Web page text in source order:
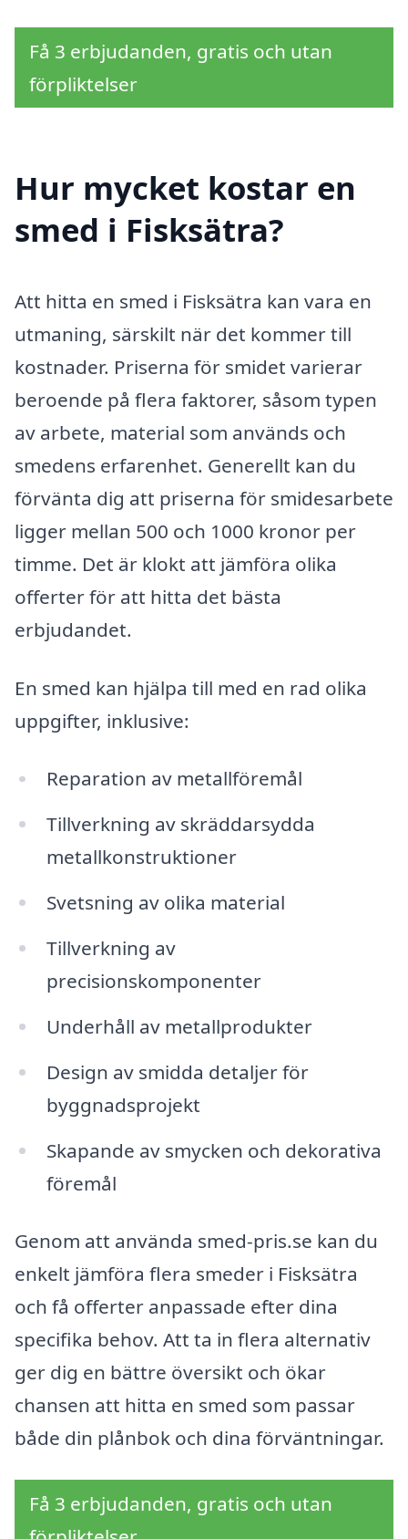
Få 3 erbjudanden, gratis och utan
förpliktelser
Hur mycket kostar en
smed i Fisksätra?
Att hitta en smed i Fisksätra kan vara en
utmaning, särskilt när det kommer till
kostnader. Priserna för smidet varierar
beroende på flera faktorer, såsom typen
av arbete, material som används och
smedens erfarenhet. Generellt kan du
förvänta dig att priserna för smidesarbete
ligger mellan 500 och 1000 kronor per
timme. Det är klokt att jämföra olika
offerter för att hitta det bästa
erbjudandet.
En smed kan hjälpa till med en rad olika
uppgifter, inklusive:
Reparation av metallföremål
Tillverkning av skräddarsydda
metallkonstruktioner
Svetsning av olika material
Tillverkning av
precisionskomponenter
Underhåll av metallprodukter
Design av smidda detaljer för
byggnadsprojekt
Skapande av smycken och dekorativa
föremål
Genom att använda smed-pris.se kan du
enkelt jämföra flera smeder i Fisksätra
och få offerter anpassade efter dina
specifika behov. Att ta in flera alternativ
ger dig en bättre översikt och ökar
chansen att hitta en smed som passar
både din plånbok och dina förväntningar.
Få 3 erbjudanden, gratis och utan